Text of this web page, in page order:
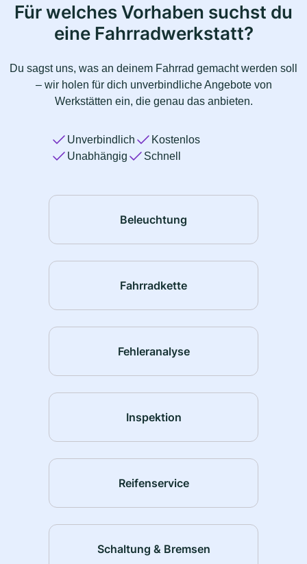
Für welches Vorhaben suchst du
eine Fahrradwerkstatt?
Du sagst uns, was an deinem Fahrrad gemacht werden soll
– wir holen für dich unverbindliche Angebote von
Werkstätten ein, die genau das anbieten.
Unverbindlich
Kostenlos
Unabhängig
Schnell
Beleuchtung
Fahrradkette
Fehleranalyse
Inspektion
Reifenservice
Schaltung & Bremsen